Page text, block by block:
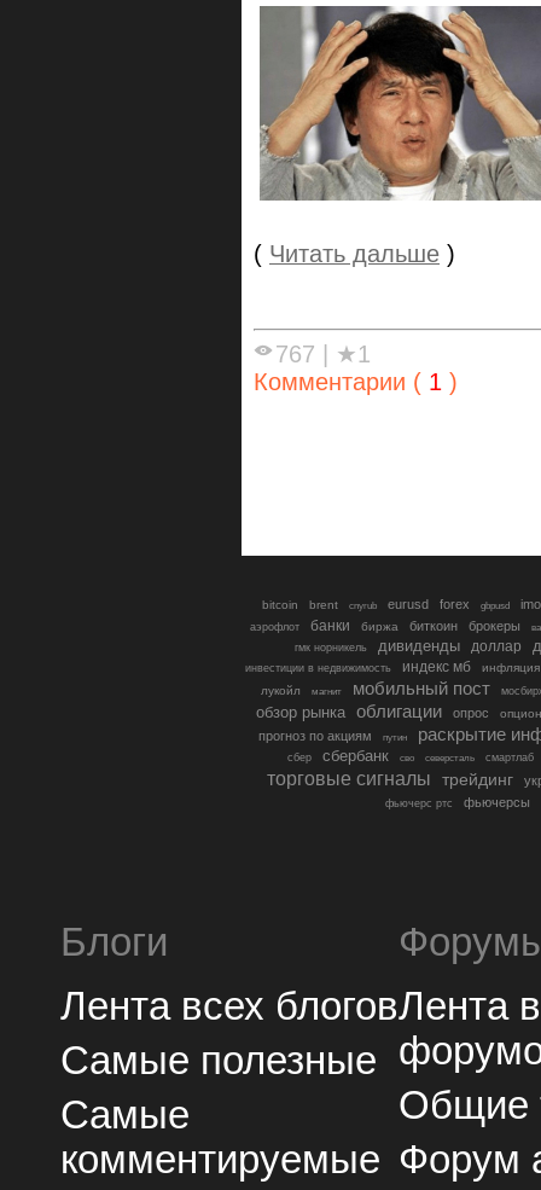
( Читать дальше )
767
★1
Комментарии ( 1 )
bitcoin brent cnyrub eurusd forex gbpusd
аэрофлот банки биржа биткоин брокеры
гмк норникель
дивиденды доллар
инвестиции в недвижимость индекс мб
инфляция
лукойл
магнит мобильный пост
обзор рынка облигации опрос
прогноз по акциям путин раскрытие
сбер сбербанк сво северсталь смартлаб
торговые сигналы трейдинг
фьючерс ртс фьючерсы
Блоги
Лента всех блогов
Самые полезные
Самые
комментируемые
Лента
Общие
Форум